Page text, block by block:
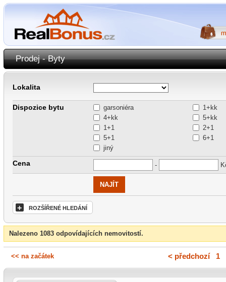
Prodej - Byty
Lokalita
Dispozice bytu garsoniéra
1+kk
4+kk
5+kk
1+1
2+1
5+1
6+1
jiný
Cena -
+ ROZŠÍŘENÉ HLEDÁNÍ
Nalezeno 1083 odpovídajících nemovitostí.
<< na začátek < předchozí 1